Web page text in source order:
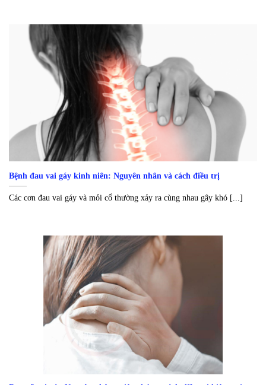
Bệnh đau vai gáy kinh niên: Nguyên nhân và cách điều trị
Các cơn đau vai gáy và mỏi cổ thường xảy ra cùng nhau gây khó [...]